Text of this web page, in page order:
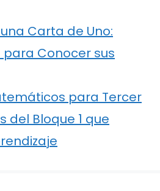
Carta de Uno:
Conocer sus
para Tercer
del Bloque 1 que